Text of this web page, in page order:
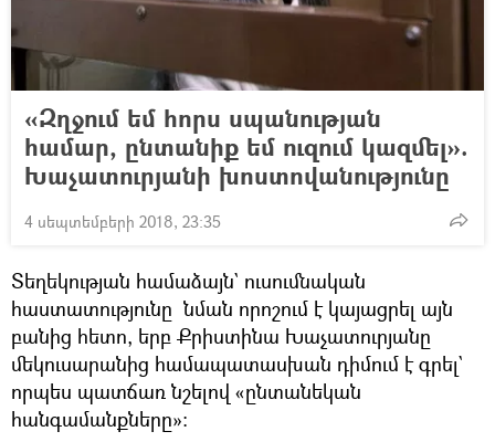
«Զղջում եմ հորս սպանության
համար, ընտանիք եմ ուզում կազմել».
Խաչատուրյանի խոստովանությունը
4 սեպտեմբերի 2018, 23:35
Տեղեկության համաձայն` ուսումնական
հաստատությունը նման որոշում է կայացրել այն
բանից հետո, երբ Քրիստինա Խաչատուրյանը
մեկուսարանից համապատասխան դիմում է գրել`
որպես պատճառ նշելով «ընտանեկան
հանգամանքները»։